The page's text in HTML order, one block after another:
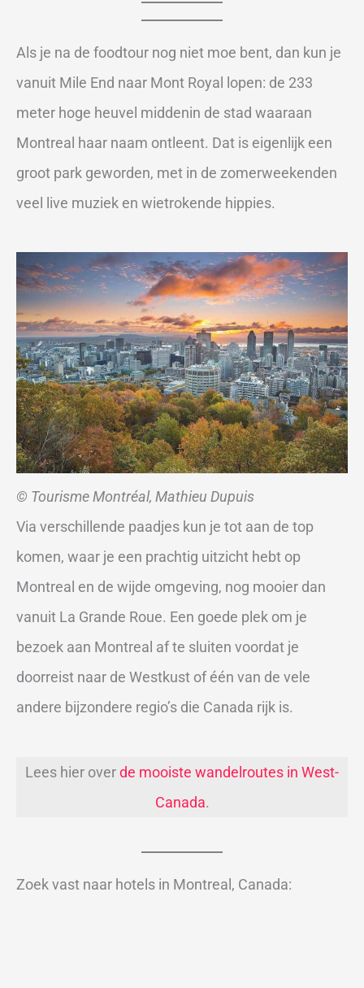
Als je na de foodtour nog niet moe bent, dan kun je
vanuit Mile End naar Mont Royal lopen: de 233
meter hoge heuvel middenin de stad waaraan
Montreal haar naam ontleent. Dat is eigenlijk een
groot park geworden, met in de zomerweekenden
veel live muziek en wietrokende hippies.
© Tourisme Montréal, Mathieu Dupuis
Via verschillende paadjes kun je tot aan de top
komen, waar je een prachtig uitzicht hebt op
Montreal en de wijde omgeving, nog mooier dan
vanuit La Grande Roue. Een goede plek om je
bezoek aan Montreal af te sluiten voordat je
doorreist naar de Westkust of één van de vele
andere bijzondere regio’s die Canada rijk is.
Lees hier overde mooiste wandelroutes in West-
Canada.
Zoek vast naar hotels in Montreal, Canada: